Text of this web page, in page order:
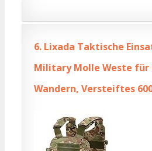
6. Lixada Taktische
Military Molle Weste für
Wandern, Versteiftes